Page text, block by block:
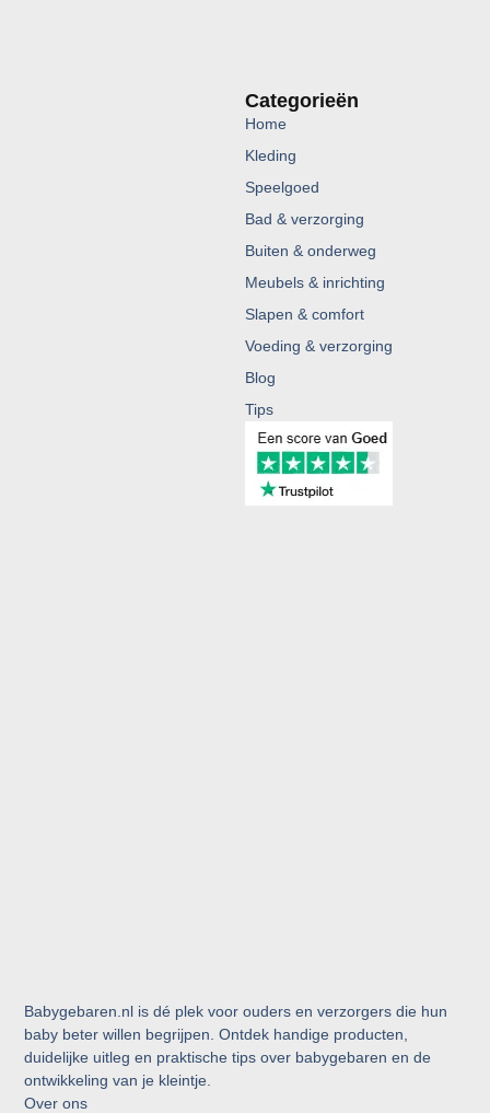
Babygebaren.nl is dé plek voor ouders en verzorgers die hun
baby beter willen begrijpen. Ontdek handige producten,
duidelijke uitleg en praktische tips over babygebaren en de
ontwikkeling van je kleintje.
Over ons
Categorieën
Home
Kleding
Speelgoed
Bad & verzorging
Buiten & onderweg
Meubels & inrichting
Slapen & comfort
Voeding & verzorging
Blog
Tips